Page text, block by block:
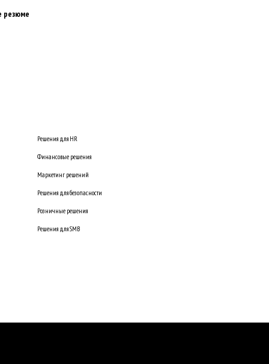
резюме
Решения для HR
Финансовые решения
Маркетинг решений
Решения для безопасности
Розничные решения
Решения для SMB